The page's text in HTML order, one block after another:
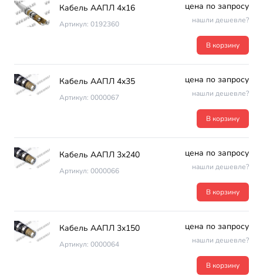
Кабель ААПЛ 4х16
Артикул: 0192360
цена по запросу
нашли дешевле?
В корзину
Кабель ААПЛ 4х35
Артикул: 0000067
цена по запросу
нашли дешевле?
В корзину
Кабель ААПЛ 3х240
Артикул: 0000066
цена по запросу
нашли дешевле?
В корзину
Кабель ААПЛ 3х150
Артикул: 0000064
цена по запросу
нашли дешевле?
В корзину